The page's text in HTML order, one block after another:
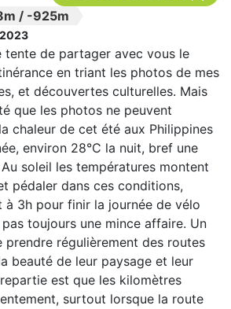
/ -925m
tente de partager avec vous le
en triant les photos de mes
et découvertes culturelles. Mais
que les photos ne peuvent
chaleur de cet été aux Philippines
environ 28°C la nuit, bref une
soleil les températures montent
pédaler dans ces conditions,
à 3h pour finir la journée de vélo
toujours une mince affaire. Un
régulièrement des routes
beauté de leur paysage et leur
est que les kilomètres
surtout lorsque la route